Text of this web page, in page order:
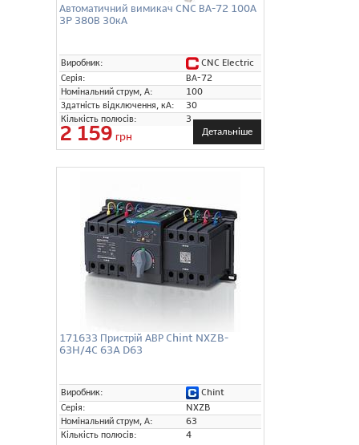
Автоматичний вимикач CNC ВА-72 100А
3P 380В 30кА
Виробник:
CNC Electric
Серія:
ВА-72
Номінальний струм, А:
100
Здатність відключення, кА:
30
Кількість полюсів:
3
2 159 грн Детальніше
171633 Пристрій АВР Chint NXZB-
63H/4C 63A D63
Виробник:
Chint
Серія:
NXZB
Номінальний струм, А:
63
Кількість полюсів:
4